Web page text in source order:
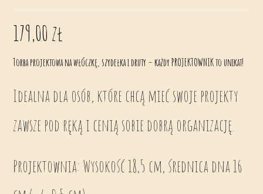
179,00zł
Torba projektowa na włóczkę, szydełka i druty – każdy PROJEKTOWNIK to unikat!
Idealna dla osób, które chcą mieć swoje projekty
zawsze pod ręką i cenią sobie dobrą organizację.
Projektownia: Wysokość 18,5 cm, średnica dna 16